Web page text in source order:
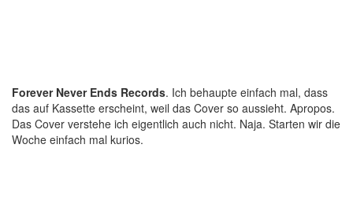
Forever Never Ends Records. Ich behaupte einfach mal, dass
das auf Kassette erscheint, weil das Cover so aussieht. Apropos.
Das Cover verstehe ich eigentlich auch nicht. Naja. Starten wir die
Woche einfach mal kurios.